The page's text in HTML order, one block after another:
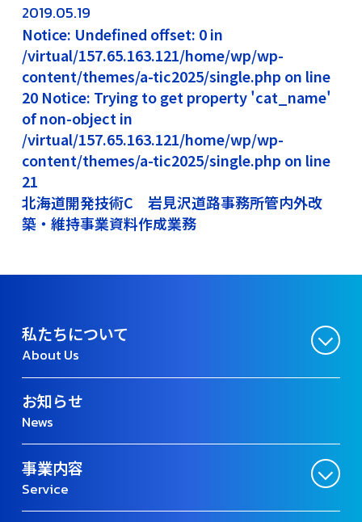
2019.05.19
Notice: Undefined offset: 0 in
/virtual/157.65.163.121/home/wp/wp-
content/themes/a-tic2025/single.php on line
20 Notice: Trying to get property 'cat_name'
of non-object in
/virtual/157.65.163.121/home/wp/wp-
content/themes/a-tic2025/single.php on line
21
北海道開発技術C 岩見沢道路事務所管内外改
築・維持事業資料作成業務
私たちについて
About Us
お知らせ
News
事業内容
Service